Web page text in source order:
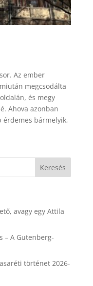
Az ember
megcsodálta
és megy
Ahova azonban
érdemes bármelyik,
avagy egy Attila
– A Gutenberg-
történet 2026-